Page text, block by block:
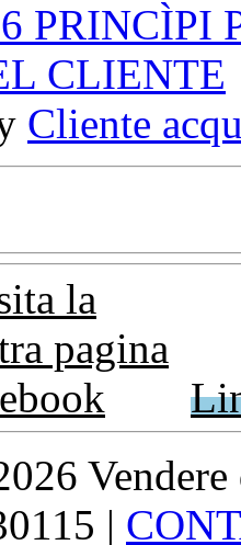
PRINCÌPI
CLIENTE
Cliente
|